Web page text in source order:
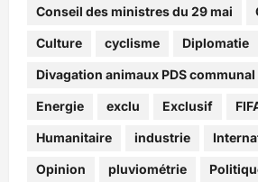
Conseil des ministres du 29 mai
Culture cyclisme Diplomatie
Divagation animaux PDS communal
Energie exclu Exclusif
Humanitaire industrie
Opinion pluviométrie